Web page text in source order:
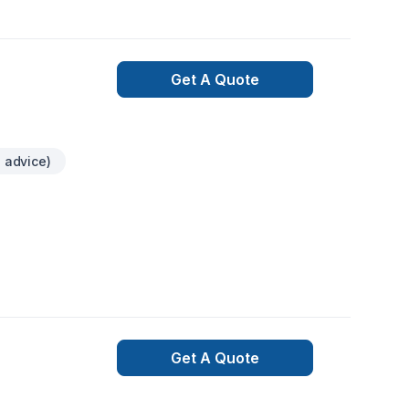
advice)
Get A Quote
Get A Quote